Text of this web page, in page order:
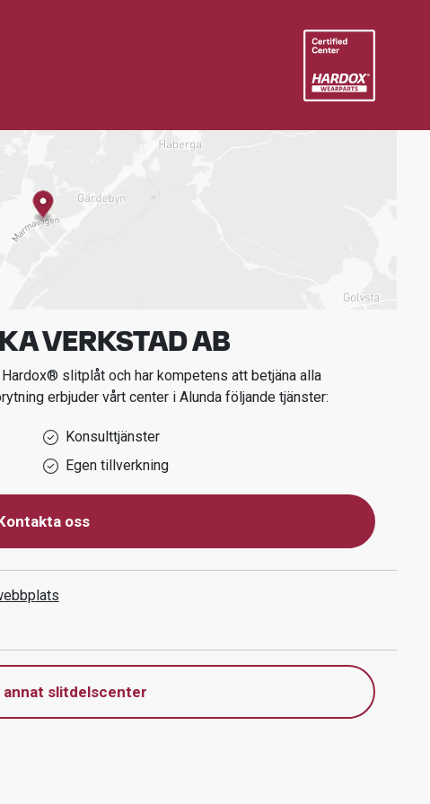
VERKSTAD AB
slitplåt och har kompetens att betjäna alla
erbjuder vårt center i Alundaföljande tjänster:
Konsulttjänster
Egen tillverkning
oss
slitdelscenter